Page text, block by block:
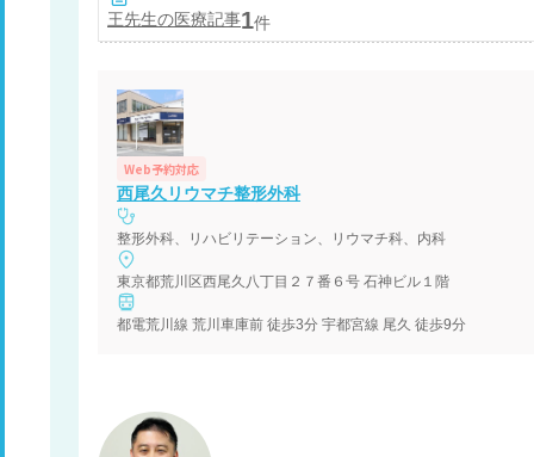
王先生の医療記事1件
Web予約対応
西尾久リウマチ整形外科
整形外科、リハビリテーション、リウマチ科、内科
東京都荒川区西尾久八丁目２７番６号 石神ビル１階
都電荒川線 荒川車庫前 徒歩3分 宇都宮線 尾久 徒歩9分